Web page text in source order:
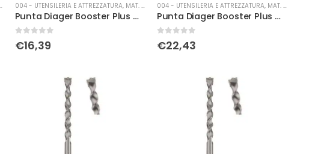
004 - UTENSILERIA E ATTREZZATURA, MAT. DI CONSUMO
Punta Diager Booster Plus Ø 12 x 210
Su 5
€16,39
004 - UTENSILERIA E ATTREZZATURA, MAT. DI CONSUMO
Punta Diager Booster Plus Ø 12 x 260
Su 5
€22,43